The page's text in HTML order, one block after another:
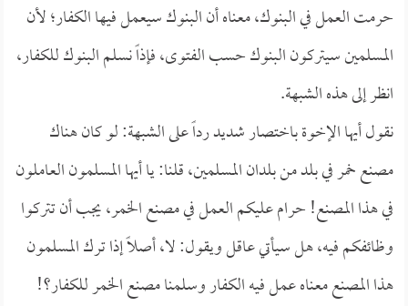
حرمت العمل في البنوك، معناه أن البنوك سيعمل فيها الكفار؛ لأن
المسلمين سيتركون البنوك حسب الفتوى، فإذاً نسلم البنوك للكفار،
انظر إلى هذه الشبهة.
نقول أيها الإخوة باختصار شديد رداً على الشبهة: لو كان هناك
مصنع خمر في بلد من بلدان المسلمين، قلنا: يا أيها المسلمون العاملون
في هذا المصنع! حرام عليكم العمل في مصنع الخمر، يجب أن تتركوا
وظائفكم فيه، هل سيأتي عاقل ويقول: لا، أصلاً إذا ترك المسلمون
هذا المصنع معناه عمل فيه الكفار وسلمنا مصنع الخمر للكفار؟!